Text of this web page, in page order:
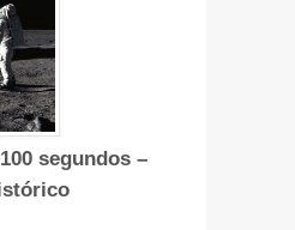
segundos –